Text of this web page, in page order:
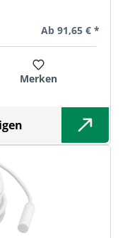
Regulärer Preis:
Ab 91,65 € *
Merken